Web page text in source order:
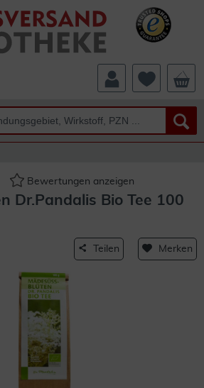
Bewertungen anzeigen
Dr.Pandalis Bio Tee 100
Teilen Merken